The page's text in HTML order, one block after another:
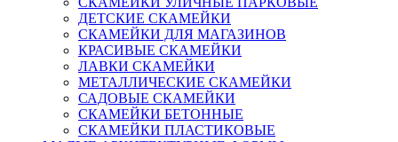
ДЕТСКИЕ СКАМЕЙКИ
СКАМЕЙКИ ДЛЯ МАГАЗИНОВ
КРАСИВЫЕ СКАМЕЙКИ
ЛАВКИ СКАМЕЙКИ
МЕТАЛЛИЧЕСКИЕ СКАМЕЙКИ
САДОВЫЕ СКАМЕЙКИ
СКАМЕЙКИ БЕТОННЫЕ
СКАМЕЙКИ ПЛАСТИКОВЫЕ